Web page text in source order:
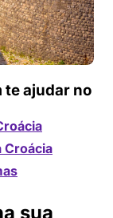
te ajudar no
Croácia
sua